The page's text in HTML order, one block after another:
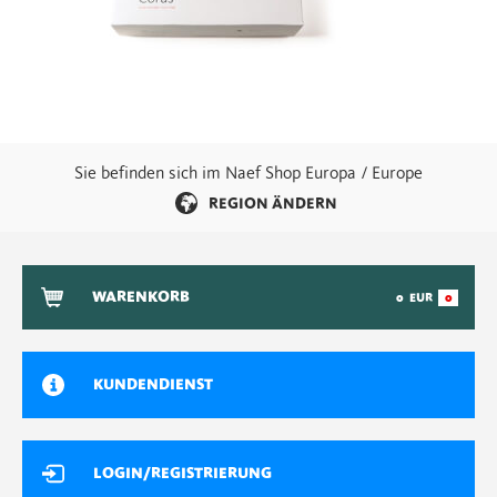
Sie befinden sich im Naef Shop Europa / Europe
REGION ÄNDERN
WARENKORB 0 EUR 0
KUNDENDIENST
LOGIN/REGISTRIERUNG